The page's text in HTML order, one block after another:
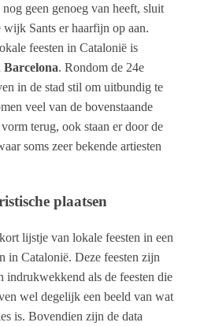
geen genoeg van heeft, sluit
Sants er haarfijn op aan.
feesten in Catalonië is
Barcelona. Rondom de 24e
in de stad stil om uitbundig te
veel van de bovenstaande
terug, ook staan er door de
soms zeer bekende artiesten
plaatsen
lijstje van lokale feesten in een
in Catalonië. Deze feesten zijn
indrukwekkend als de feesten die
wel degelijk een beeld van wat
is. Bovendien zijn de data